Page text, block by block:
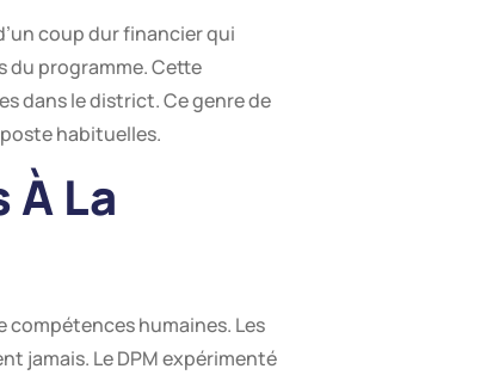
coup dur financier qui
du programme. Cette
dans le district. Ce genre de
habituelles.
La
compétences humaines. Les
jamais. Le DPM expérimenté